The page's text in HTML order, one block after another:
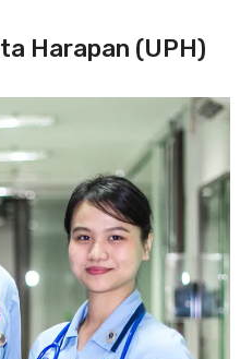
Harapan (UPH)